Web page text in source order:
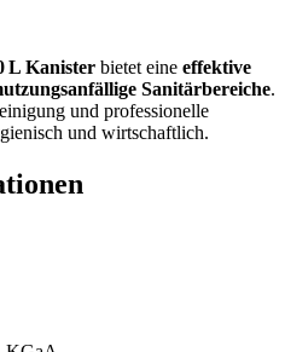
L Kanister bietet eine effektive
Sanitärbereiche.
und professionelle
und wirtschaftlich.